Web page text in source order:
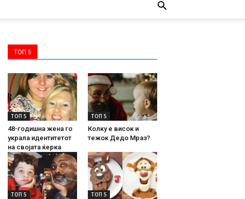
ТОП 5
ТОП 5
48-годишна жена го
украла идентитетот
на својата ќерка
ТОП 5
Колку е висок и
тежок Дедо Мраз?
ТОП 5 ТОП 5